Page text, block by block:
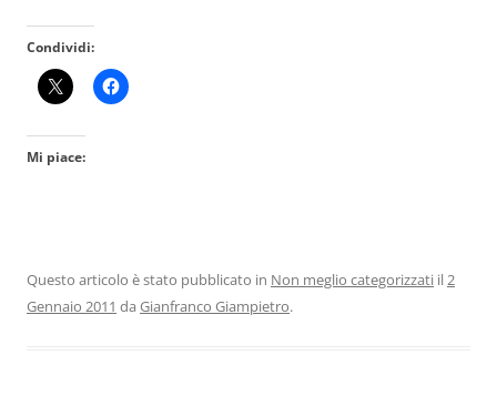
Condividi:
Mi piace:
Questo articolo è stato pubblicato in Non meglio categorizzati il2
Gennaio 2011 da Gianfranco Giampietro.